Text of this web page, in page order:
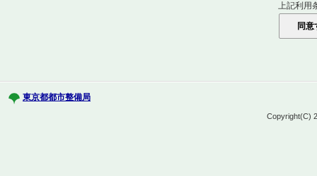
上記利用
東京都都市整備局
Copyright(C)